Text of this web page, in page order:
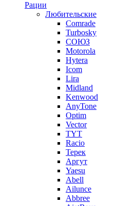
Рации
Любительские
Comrade
Turbosky
СОЮЗ
Motorola
Hytera
Icom
Lira
Midland
Kenwood
AnyTone
Optim
Vector
TYT
Racio
Терек
Аргут
Yaesu
Abell
Ailunce
Abbree